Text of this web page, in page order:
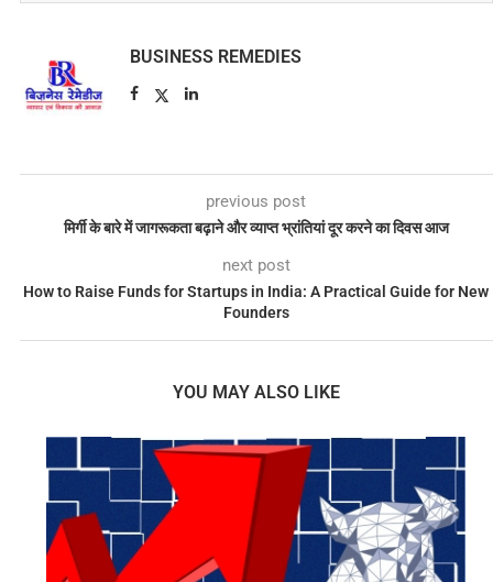
BUSINESS REMEDIES
previous post
मिर्गी के बारे में जागरूकता बढ़ाने और व्याप्त भ्रांतियां दूर करने का दिवस आज
next post
How to Raise Funds for Startups in India: A Practical Guide for New
Founders
YOU MAY ALSO LIKE